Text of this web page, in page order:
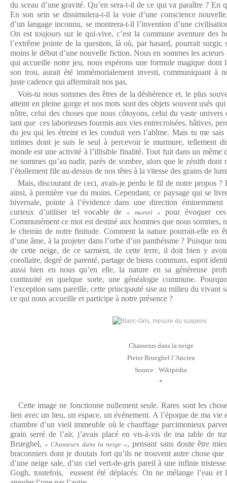
du sceau d’une gravité. Qu’en sera-t-il de ce qui va paraître ? En
En son sein se dissimulera-t-il la voie d’une conscience
d’un langage inconnu, se montrera-t-il l’invention d’une
On est toujours sur le qui-vive, c’est la commune aventure des
l’extrême pointe de la question, là où, par hasard, pourrait surgir,
moins le début d’une nouvelle fiction. Nous en sommes les acteurs
qui accueille notre jeu, nous espérons une formule magique dont
son trou, aurait été immémorialement investi, communiquant à
juste cadence qui affermirait nos pas.
Vois-tu nous sommes des êtres de la déshérence et, le plus
atteint en pleine gorge et nos mots sont des objets souvent usés
nôtre, celui des choses que nous côtoyons, celui du vaste univers
tant que ces laborieuses fourmis aux vies entrecroisées, hâtives,
du jeu qui les étreint et les conduit vers l’abîme. Mais tu me sais
intimes dont je suis le seul à percevoir le murmure, tellement
monde est une activité à l’illisible finalité. Tout fuit dans un même
ne sommes qu’au nadir, parés de sombre, alors que le zénith dont
l’étoilement file au-dessus de nos têtes à la vitesse des grains de
Mais, discourant de ceci, avais-je perdu le fil de notre propos ?
ainsi, à première vue du moins. Cependant, ce paysage qui se
hivernale, pointe à l’évidence dans une direction
curieux d’utiliser tel vocable de « mortel »
pour évoquer
Communément ce mot est destiné aux hommes que nous sommes,
le chemin de notre finitude. Comment la nature pourrait-elle en
d’une âme, à la projeter dans l’orbe d’un panthéisme ? Puisque
de cette neige, de ce sarment, de cette terre, il doit bien y
corollaire, degré de parenté, partage de biens communs, esprit
aussi bien en nous qu’en elle, la nature en sa généreuse
continuité en quelque sorte, une généalogie commune.
l’exception sans pareille, cette principauté sise au milieu du vivant
ce qui nous accueille et participe à notre présence ?
Chasseurs dans la neige
Pieter Brueghel l’Ancien
Source : Wikipédia
*
Cette image ne fonctionne nullement seule. Rares sont les
lien avec un lieu, un espace, un événement. A l’époque de ma vie
chambre d’un vieil immeuble où le chauffage parcimonieux
grain serré de l’air, j’avais placé en vis-à-vis de ma table de
Brueghel,« Chasseurs dans la neige », pensant sans doute être
braconniers dont je doutais fort qu’ils ne trouvent autre chose
d’une neige sale, d’un ciel vert-de-gris pareil à une infinie
Gogh, toutefois, eussent été déplacés. On ne mélange l’eau et